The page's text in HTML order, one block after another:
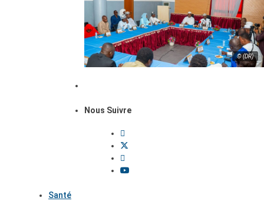
© (DR)
Nous Suivre
Santé